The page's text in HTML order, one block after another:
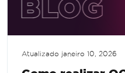
Atualizado janeiro 10, 2026